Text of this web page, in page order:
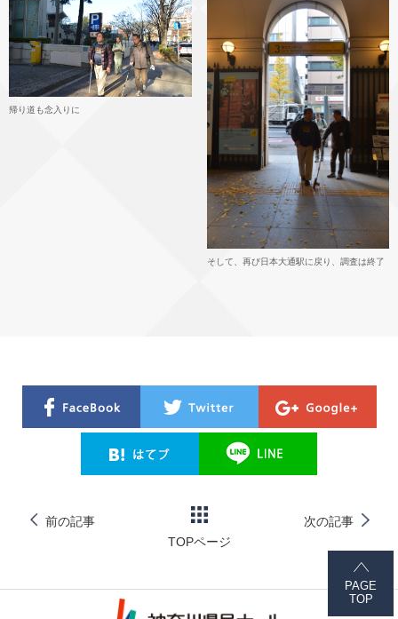
帰り道も念入りに
そして、再び日本大通駅に戻り、調査は終了
前の記事
TOPページ
次の記事
PAGE
TOP